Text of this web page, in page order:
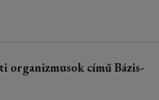
organizmusok című Bázis-